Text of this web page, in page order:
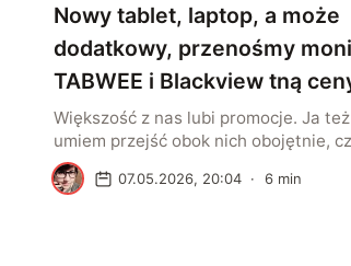
Nowy tablet, laptop, a może
dodatkowy, przenośmy
TABWEE i Blackview tną
swoich sprzętów
Większość z nas lubi promocje. Ja
umiem przejść obok nich obojętnie,
sprawdzając, co takiego tym razem
producenci sprzętów oferują i ile
J 07.05.2026, 20:04 · 6min